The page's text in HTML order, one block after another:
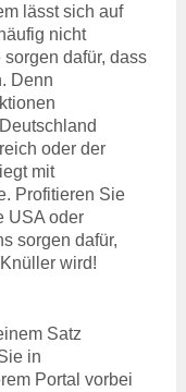
lässt sich auf
nicht
dafür, dass
Denn
oder der
mit
Profitieren Sie
USA oder
sorgen dafür,
wird!
Satz
in
Portal vorbei